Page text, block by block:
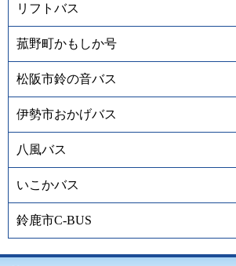
リフトバス
菰野町かもしか号
松阪市鈴の音バス
伊勢市おかげバス
八風バス
いこかバス
鈴鹿市C-BUS